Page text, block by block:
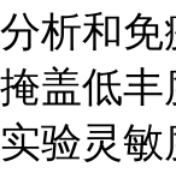
分析和免
掩盖低丰
实验灵